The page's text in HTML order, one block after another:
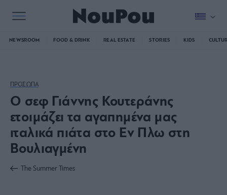
NEWSROOM FOOD & DRINK REAL ESTATE STORIES KIDS
ΠΡΟΣΩΠΑ
Ο σεφ Γιάννης Κουτεράνης
ετοιμάζει τα αγαπημένα μας
ιταλικά πιάτα στο Εν Πλω στη
Βουλιαγμένη
The Summer Times